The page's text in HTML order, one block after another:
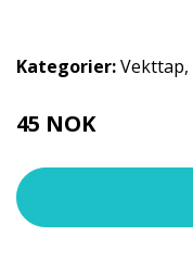
Kategorier:Vekttap,
45 NOK